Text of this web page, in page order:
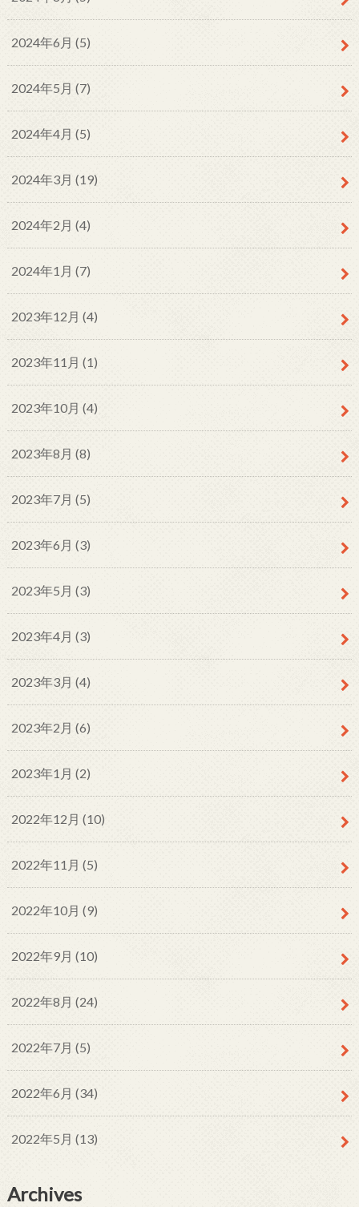
2024年6月 (5)
2024年5月 (7)
2024年4月 (5)
2024年3月 (19)
2024年2月 (4)
2024年1月 (7)
2023年12月 (4)
2023年11月 (1)
2023年10月 (4)
2023年8月 (8)
2023年7月 (5)
2023年6月 (3)
2023年5月 (3)
2023年4月 (3)
2023年3月 (4)
2023年2月 (6)
2023年1月 (2)
2022年12月 (10)
2022年11月 (5)
2022年10月 (9)
2022年9月 (10)
2022年8月 (24)
2022年7月 (5)
2022年6月 (34)
2022年5月 (13)
Archives